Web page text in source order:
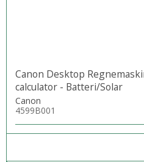
Canon Desktop
calculator - Batteri/Solar
Canon
4599B001